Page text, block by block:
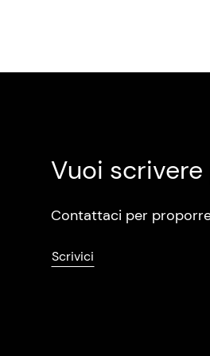
Vuoi
Contattaci per
Scrivici